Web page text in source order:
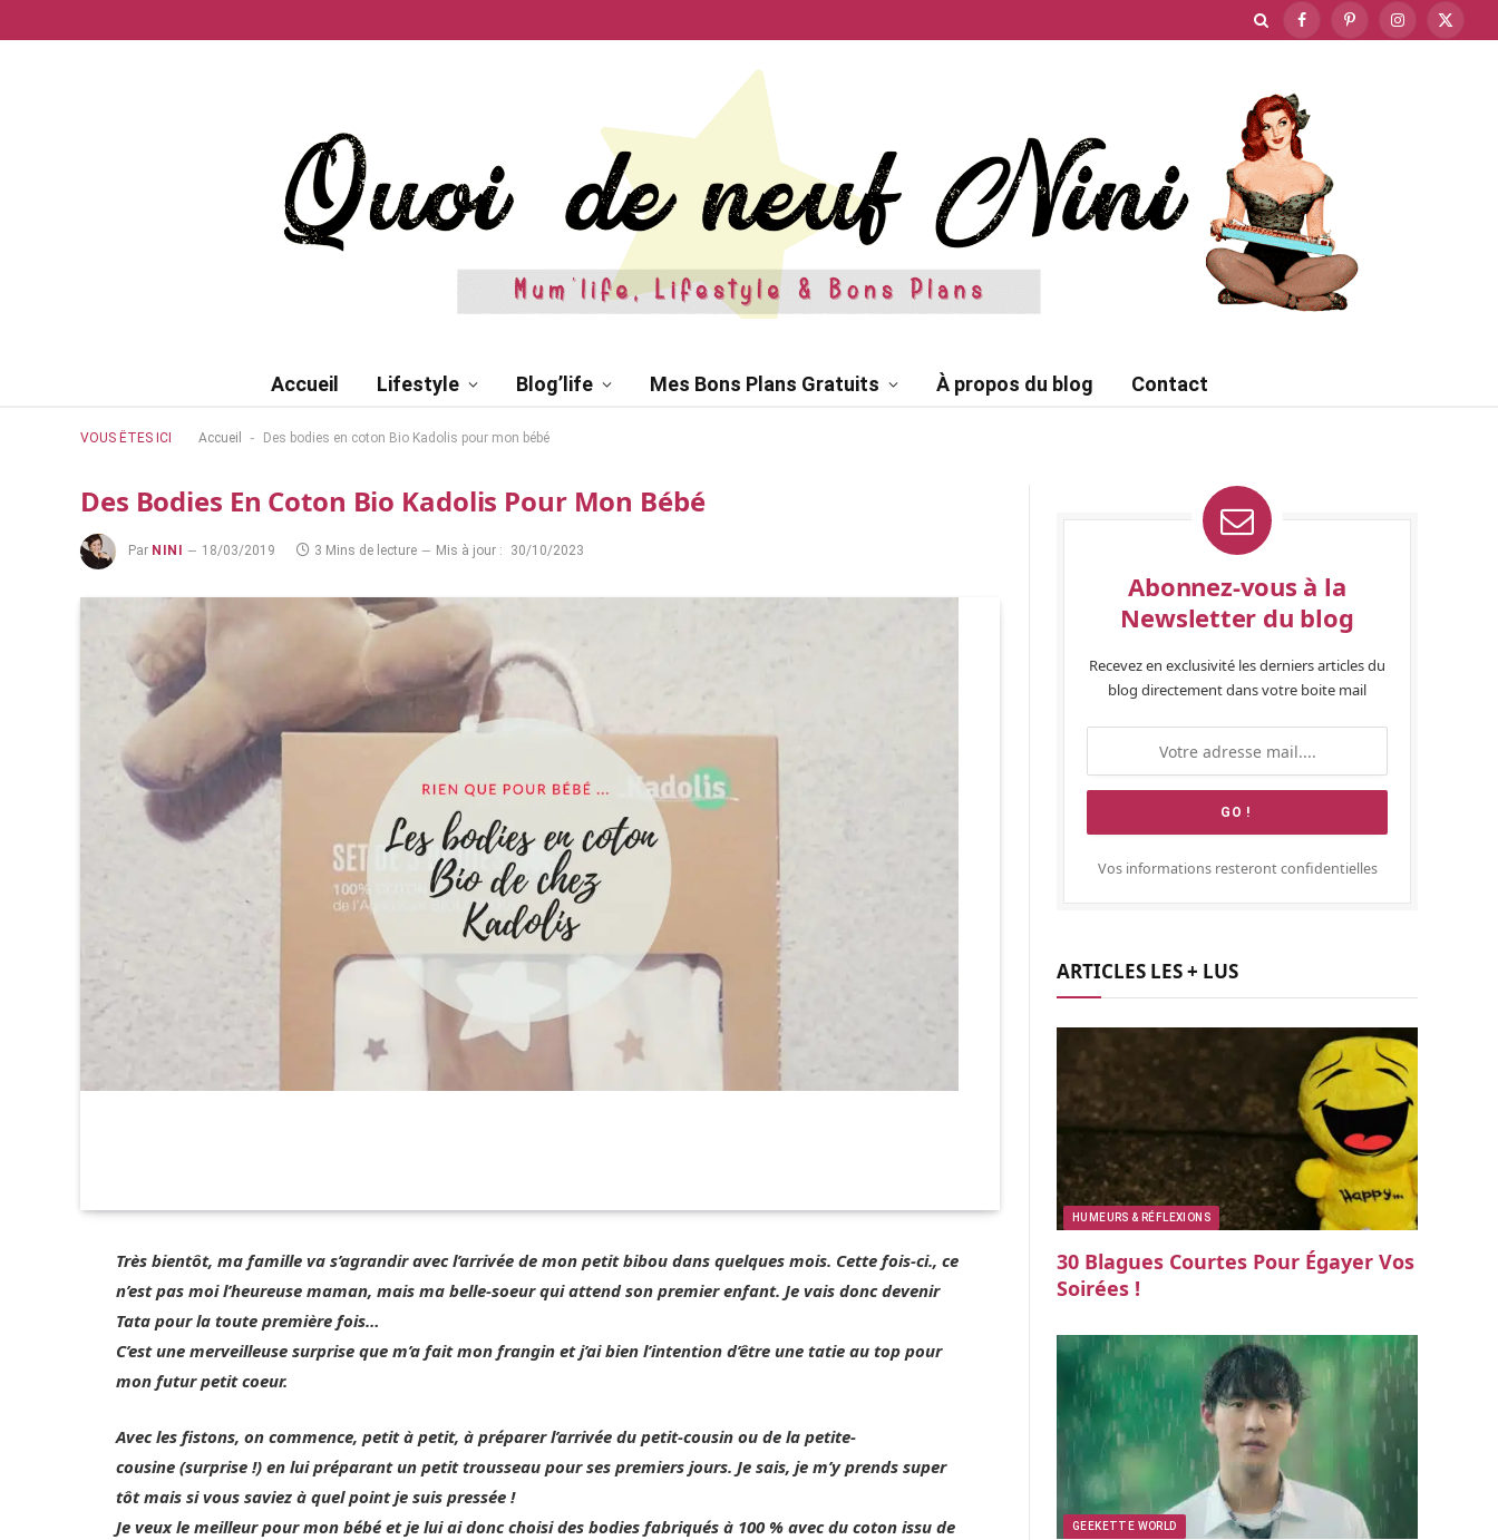
FacebookPinterestInstagram
X
Accueil Lifestyle Blog’life Mes Bons Plans Gratuits À propos du blog Contact
VOUS ÊTES ICI Accueil - Des bodies en coton Bio Kadolis pour mon bébé
Des Bodies En Coton Bio Kadolis Pour Mon Bébé
Par NINI 18/03/2019 3 Mins de lecture Mis à jour : 30/10/2023
Très bientôt, ma famille va s’agrandir avec l’arrivée de mon petit bibou dans quelques mois. Cette fois-ci., ce
n’est pas moi l’heureuse maman, mais ma belle-soeur qui attend son premier enfant. Je vais donc devenir
Tata pour la toute première fois…
C’est une merveilleuse surprise que m’a fait mon frangin et j’ai bien l’intention d’être une tatie au top pour
mon futur petit coeur.
Avec les fistons, on commence, petit à petit, à préparer l’arrivée du petit-cousin ou de la petite-
cousine (surprise !) en lui préparant un petit trousseau pour ses premiers jours. Je sais, je m’y prends super
tôt mais si vous saviez à quel point je suis pressée !
Je veux le meilleur pour mon bébé et je lui ai donc choisi des bodies fabriqués à 100 % avec du coton issu de
Abonnez-vous à la
Newsletter du blog
Recevez en exclusivité les derniers articles du
blog directement dans votre boite mail
Vos informations resteront confidentielles
ARTICLES LES + LUS
HUMEURS & RÉFLEXIONS
30 Blagues Courtes Pour Égayer Vos
Soirées !
GEEKETTE WORLD